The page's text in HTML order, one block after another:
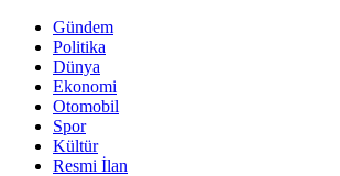
Gündem
Politika
Dünya
Ekonomi
Otomobil
Spor
Kültür
Resmi İlan